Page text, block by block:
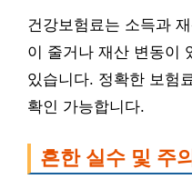
건강보험료는 소득과
이 줄거나 재산 변동이
있습니다. 정확한 보험
확인 가능합니다.
흔한 실수 및 주